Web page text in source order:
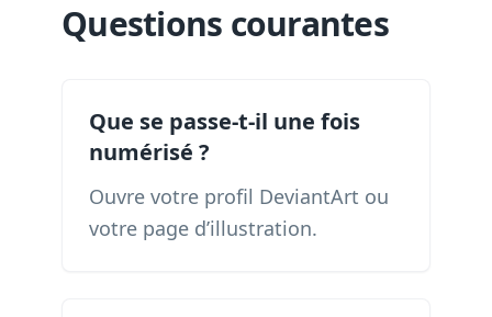
Questions courantes
Que se passe-t-il une fois
numérisé ?
Ouvre votre profil DeviantArt ou
votre page d’illustration.